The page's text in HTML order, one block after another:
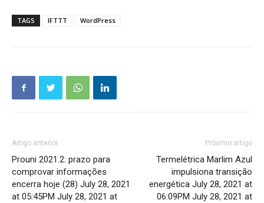
TAGS IFTTT WordPress
Artigo anterior
Prouni 2021.2: prazo para
comprovar informações
encerra hoje (28) July 28, 2021
at 05:45PM July 28, 2021 at
Próximo artigo
Termelétrica Marlim Azul
impulsiona transição
energética July 28, 2021 at
06:09PM July 28, 2021 at